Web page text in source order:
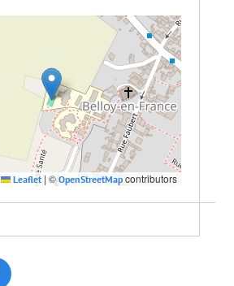
Leaflet | ©OpenStreetMap contributors